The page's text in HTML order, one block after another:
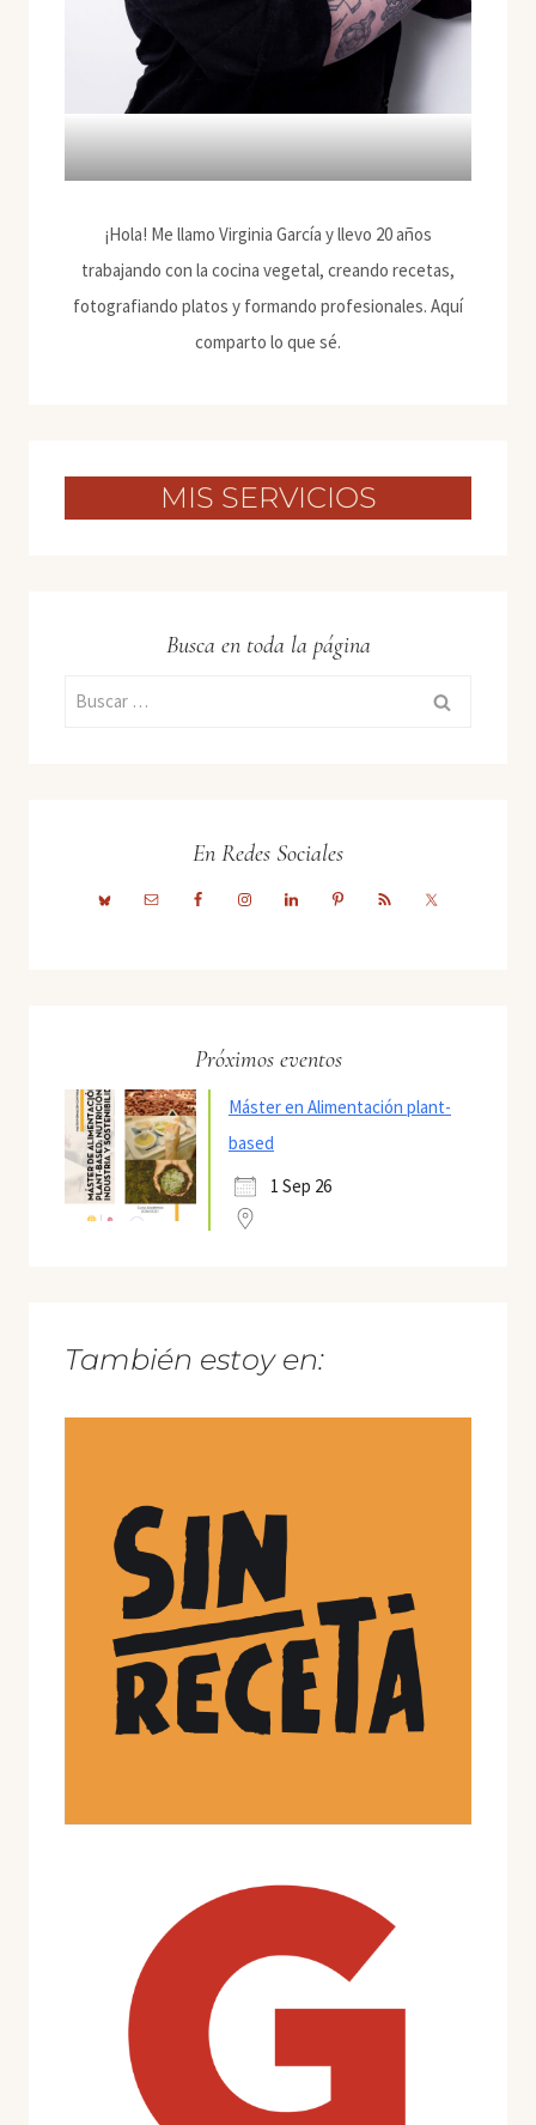
¡Hola! Me llamo Virginia García y llevo 20 años
trabajando con la cocina vegetal, creando recetas,
fotografiando platos y formando profesionales. Aquí
comparto lo que sé.
MIS SERVICIOS
Busca en toda la página
Buscar:
En Redes Sociales
Próximos eventos
Máster en Alimentación plant-
based
1 Sep 26
También estoy en: